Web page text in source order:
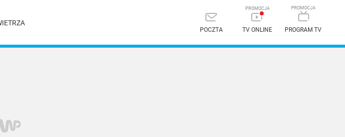
POCZTA TV ONLINE PROGRAM TV